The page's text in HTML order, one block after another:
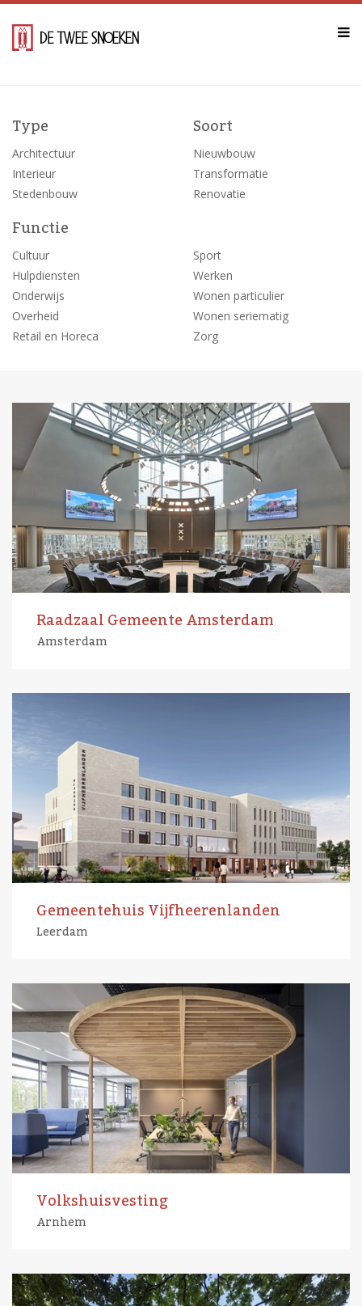
Type
Architectuur
Interieur
Stedenbouw
Soort
Nieuwbouw
Transformatie
Renovatie
Functie
Cultuur
Hulpdiensten
Onderwijs
Overheid
Retail en Horeca
Sport
Werken
Wonen particulier
Wonen seriematig
Zorg
Raadzaal Gemeente Amsterdam
Amsterdam
Gemeentehuis Vijfheerenlanden
Leerdam
Volkshuisvesting
Arnhem